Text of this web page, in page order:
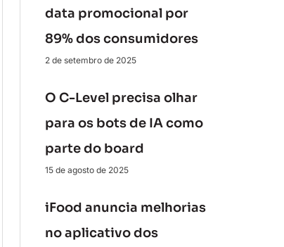
data promocional por
89% dos consumidores
2 de setembro de 2025
O C-Level precisa olhar
para os bots de IA como
parte do board
15 de agosto de 2025
iFood anuncia melhorias
no aplicativo dos